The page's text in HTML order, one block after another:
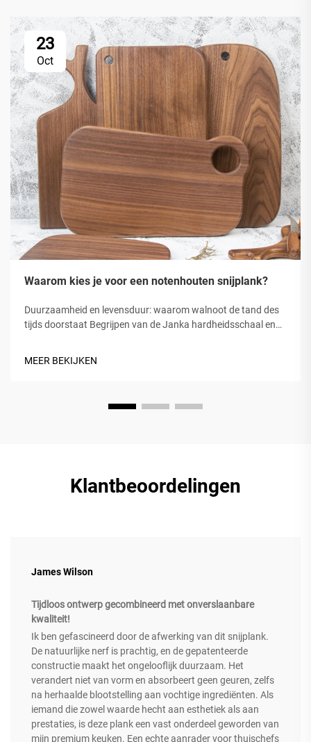
23
Oct
Waarom kies je voor een notenhouten snijplank?
Duurzaamheid en levensduur: waarom walnoot de tand des
tijds doorstaat Begrijpen van de Janka hardheidsschaal en
MEER BEKIJKEN
Klantbeoordelingen
James Wilson
Tijdloos ontwerp gecombineerd met onverslaanbare
kwaliteit!
Ik ben gefascineerd door de afwerking van dit snijplank.
De natuurlijke nerf is prachtig, en de gepatenteerde
constructie maakt het ongelooflijk duurzaam. Het
verandert niet van vorm en absorbeert geen geuren, zelfs
na herhaalde blootstelling aan vochtige ingrediënten. Als
iemand die zowel waarde hecht aan esthetiek als aan
prestaties, is deze plank een vast onderdeel geworden van
mijn premium keuken. Een echte aanrader voor thuischefs